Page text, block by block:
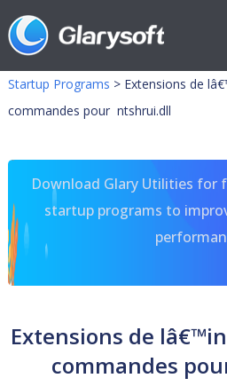
Startup Programs > Extensions de
commandes pour ntshrui.dll
Download Glary Utilities for
startup programs to
Extensions de
commandes